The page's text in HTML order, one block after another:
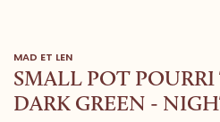
MAD ET LEN
SMALL POT
DARK GREEN -